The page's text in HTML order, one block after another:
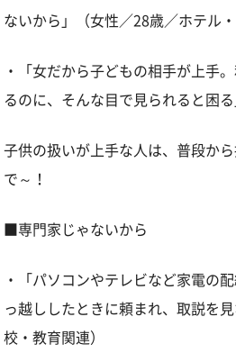
ないから」（女性／28歳／ホテル
・「女だから子どもの相手が上手
るのに、そんな目で見られると困
子供の扱いが上手な人は、普段か
で～！
■専門家じゃないから
・「パソコンやテレビなど家電の
っ越ししたときに頼まれ、取説を
校・教育関連）